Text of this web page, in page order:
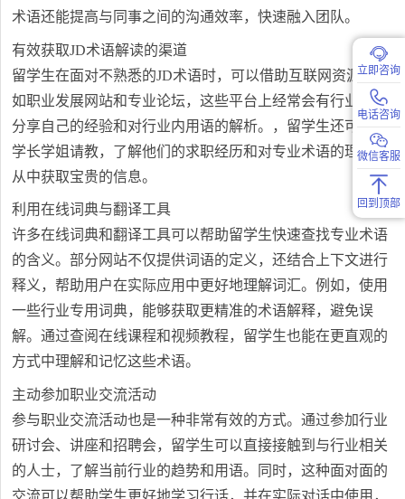
术语还能提高与同事之间的沟通效率，快速融入团队。
有效获取JD术语解读的渠道
留学生在面对不熟悉的JD术语时，可以借助互联网资源，例
如职业发展网站和专业论坛，这些平台上经常会有行业专家
分享自己的经验和对行业内用语的解析。，留学生还可以向
学长学姐请教，了解他们的求职经历和对专业术语的理解，
从中获取宝贵的信息。
利用在线词典与翻译工具
许多在线词典和翻译工具可以帮助留学生快速查找专业术语
的含义。部分网站不仅提供词语的定义，还结合上下文进行
释义，帮助用户在实际应用中更好地理解词汇。例如，使用
一些行业专用词典，能够获取更精准的术语解释，避免误
解。通过查阅在线课程和视频教程，留学生也能在更直观的
方式中理解和记忆这些术语。
主动参加职业交流活动
参与职业交流活动也是一种非常有效的方式。通过参加行业
研讨会、讲座和招聘会，留学生可以直接接触到与行业相关
的人士，了解当前行业的趋势和用语。同时，这种面对面的
立即咨询
电话咨询
微信客服
回到顶部